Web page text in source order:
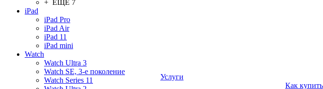
+ ЕЩЕ 7
iPad
iPad Pro
iPad Air
iPad 11
iPad mini
Watch
Watch Ultra 3
Watch SE, 3-е поколение
Watch Series 11
Услуги
Как купить